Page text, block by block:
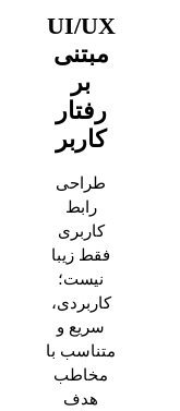
UI/UX
مبتنی
بر
رفتار
کاربر
طراحی
رابط
کاربری
فقط زیبا
نیست؛
کاربردی،
سریع و
متناسب با
مخاطب
هدف